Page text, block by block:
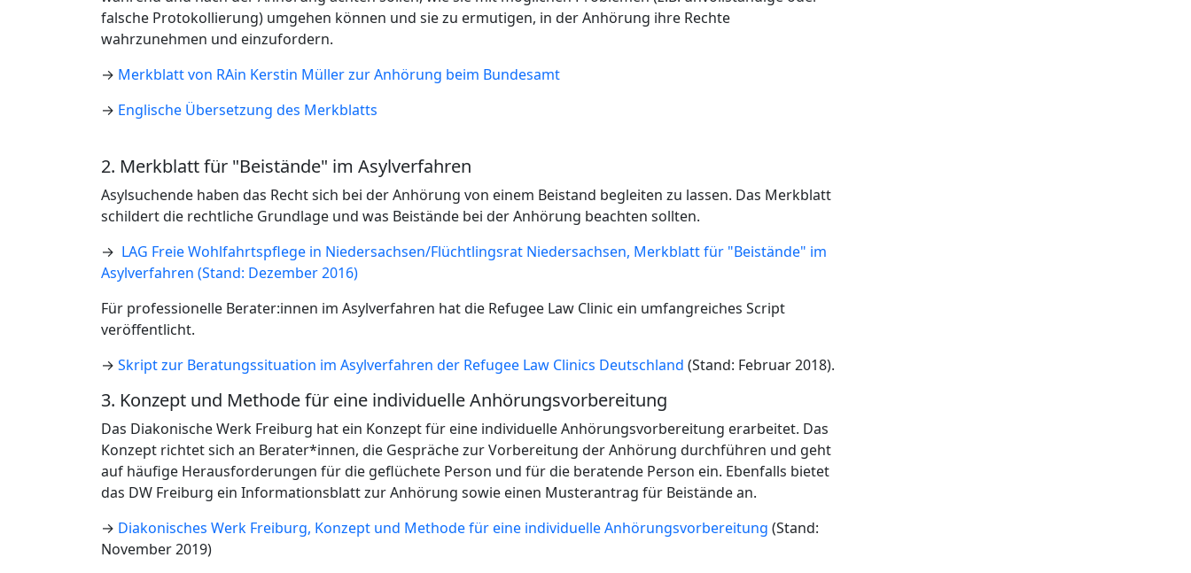
falsche Protokollierung) umgehen können und sie zu ermutigen, in der Anhörung ihre Rechte
wahrzunehmen und einzufordern.
→ Merkblatt von RAin Kerstin Müller zur Anhörung beim Bundesamt
→ Englische Übersetzung des Merkblatts
2. Merkblatt für "Beistände" im Asylverfahren
Asylsuchende haben das Recht sich bei der Anhörung von einem Beistand begleiten zu lassen. Das Merkblatt
schildert die rechtliche Grundlage und was Beistände bei der Anhörung beachten sollten.
→ LAG Freie Wohlfahrtspflege in Niedersachsen/Flüchtlingsrat Niedersachsen, Merkblatt für "Beistände" im
Asylverfahren (Stand: Dezember 2016)
Für professionelle Berater:innen im Asylverfahren hat die Refugee Law Clinic ein umfangreiches Script
veröffentlicht.
→ Skript zur Beratungssituation im Asylverfahren der Refugee Law Clinics Deutschland (Stand: Februar 2018).
3. Konzept und Methode für eine individuelle Anhörungsvorbereitung
Das Diakonische Werk Freiburg hat ein Konzept für eine individuelle Anhörungsvorbereitung erarbeitet. Das
Konzept richtet sich an Berater*innen, die Gespräche zur Vorbereitung der Anhörung durchführen und geht
auf häufige Herausforderungen für die geflüchete Person und für die beratende Person ein. Ebenfalls bietet
das DW Freiburg ein Informationsblatt zur Anhörung sowie einen Musterantrag für Beistände an.
→ Diakonisches Werk Freiburg, Konzept und Methode für eine individuelle Anhörungsvorbereitung (Stand:
November 2019)